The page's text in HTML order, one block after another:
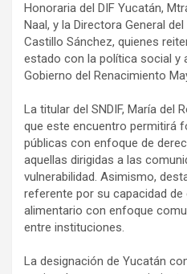
Honoraria del DIF Yucatán,
Naal, y la Directora General
Castillo Sánchez, quienes
estado con la política social y
Gobierno del Renacimiento
La titular del SNDIF, María del
que este encuentro permitirá
públicas con enfoque de
aquellas dirigidas a las
vulnerabilidad. Asimismo,
referente por su capacidad
alimentario con enfoque
entre instituciones.
La designación de Yucatán